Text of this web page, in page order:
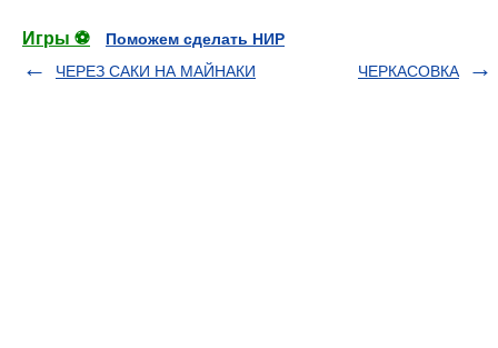
Игры ⚽
Поможем сделать НИР
ЧЕРЕЗ САКИ НА МАЙНАКИ
ЧЕРКАСОВКА